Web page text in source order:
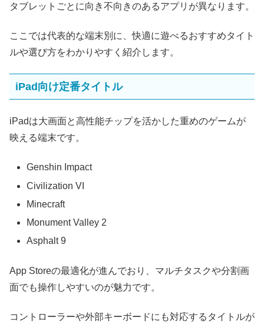
タブレットごとに向き不向きのあるアプリが異なります。
ここでは代表的な端末別に、快適に遊べるおすすめタイト
ルや選び方をわかりやすく紹介します。
iPad向け定番タイトル
iPadは大画面と高性能チップを活かした重めのゲームが
映える端末です。
Genshin Impact
Civilization VI
Minecraft
Monument Valley 2
Asphalt 9
App Storeの最適化が進んでおり、マルチタスクや分割画
面でも操作しやすいのが魅力です。
コントローラーや外部キーボードにも対応するタイトルが